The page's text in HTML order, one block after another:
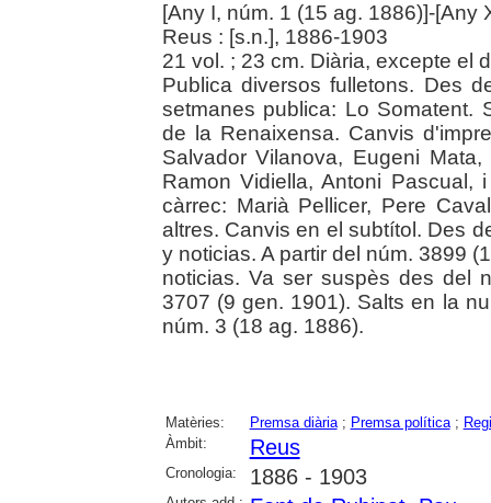
[Any I, núm. 1 (15 ag. 1886)]-[Any
Reus : [s.n.], 1886-1903
21 vol. ; 23 cm. Diària, excepte el
Publica diversos fulletons. Des
setmanes publica: Lo Somatent.
de la Renaixensa. Canvis
Salvador Vilanova, Eugeni
Ramon Vidiella, Antoni
càrrec: Marià Pellicer, Pere
altres. Canvis en el subtítol. Des
y noticias. A partir del núm. 3899
noticias. Va ser suspès des del
3707 (9 gen. 1901). Salts en la
núm. 3 (18 ag. 1886).
Matèries: Premsa diària; Premsa política;
Àmbit:
Reus
Cronologia: 1886 - 1903